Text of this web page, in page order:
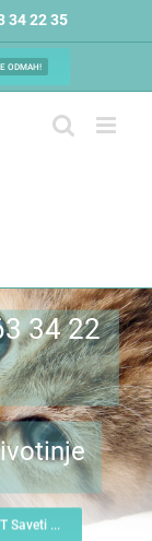
34 22 35
ODMAH!
34 22
Saveti ...